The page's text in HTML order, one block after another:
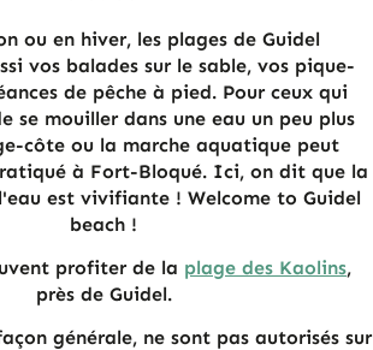
ou en hiver, les plages de Guidel
vos balades sur le sable, vos pique-
de pêche à pied. Pour ceux qui
se mouiller dans une eau un peu plus
côte ou la marche aquatique peut
à Fort-Bloqué. Ici, on dit que la
est vivifiante ! Welcome to Guidel
beach !
profiter de la plage des Kaolins,
près de Guidel.
générale, ne sont pas autorisés sur